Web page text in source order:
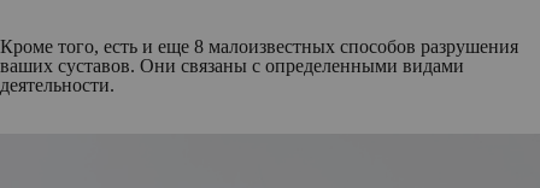
Кроме того, есть и еще 8 малоизвестных способов разрушения
ваших суставов. Они связаны с определенными видами
деятельности.